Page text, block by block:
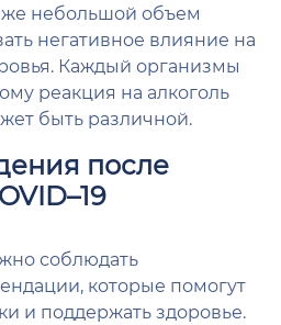
небольшой объем
негативное влияние на
Каждый организмы
реакция на алкоголь
быть различной.
после
соблюдать
которые помогут
и поддержать здоровье.